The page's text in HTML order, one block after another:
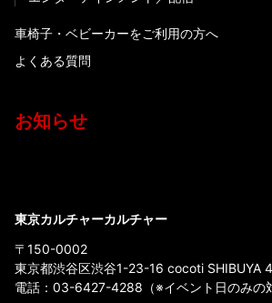
車椅子・ベビーカーをご利用の方へ
よくある質問
お知らせ
東京カルチャーカルチャー
〒150-0002
東京都渋谷区渋谷1-23-16 cocoti SHIBUYA
電話： 03-6427-4288 （※イベント日のみの